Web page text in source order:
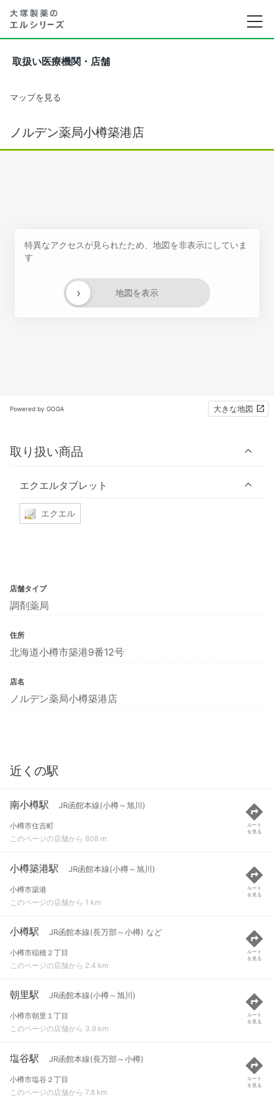
取扱い医療機関・店舗
マップを見る
ノルデン薬局小樽築港店
特異なアクセスが見られたため、地図を非表示にしていま
す
地図を表示
›
Powered by GOGA 大きな地図
取り扱い商品
エクエルタブレット
エクエル
店舗タイプ
調剤薬局
住所
北海道小樽市築港9番12号
店名
ノルデン薬局小樽築港店
近くの駅
南小樽駅 JR函館本線(小樽～旭川)
小樽市住吉町
このページの店舗から 808 m
ルート
を見る
小樽築港駅 JR函館本線(小樽～旭川)
小樽市築港
このページの店舗から 1 km
ルート
を見る
小樽駅 JR函館本線(長万部～小樽) など
小樽市稲穂２丁目
このページの店舗から 2.4 km
ルート
を見る
朝里駅 JR函館本線(小樽～旭川)
小樽市朝里１丁目
このページの店舗から 3.9 km
ルート
を見る
塩谷駅 JR函館本線(長万部～小樽)
小樽市塩谷２丁目
このページの店舗から 7.8 km
ルート
を見る